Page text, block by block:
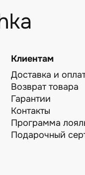
Клиентам
Доставка и
Возврат товара
Гарантии
Контакты
Программа
Подарочный